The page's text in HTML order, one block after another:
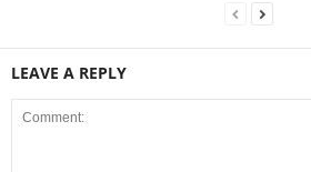
LEAVE A REPLY